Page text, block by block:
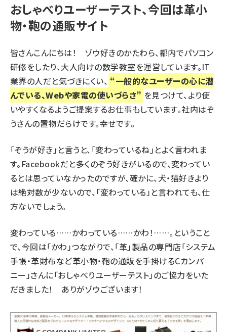
おしゃべりユーザーテスト、今回は革小
物・鞄の通販サイト
皆さんこんにちは！ ゾウ好きのかたわら、都内でパソコン
研修をしたり、大人向けの数学教室を運営しています。IT
業界の人だと気づきにくい、 “一般的なユーザーの心に潜
んでいる、Webや家電の使いづらさ” を見つけて、より使
いやすくなるようご提案するお仕事もしています。社内はぞ
うさんの置物だらけです。幸せです。
「ぞうが好き」と言うと、「変わっているね」とよく言われま
す。Facebookだと多くのぞう好きがいるので、変わってい
るとは思っていなかったのですが、確かに、犬・猫好きより
は絶対数が少ないので、「変わっている」と言われても、仕
方ないでしょう。
変わっている……かわっている……かわ！……。ということ
で、今回は「かわ」つながりで、「革」製品の専門店「システム
手帳・革財布など革小物・鞄の通販を手掛けるCカンパ
ニー」さんに「おしゃべりユーザーテスト」のご協力をいた
だきました！ ありがゾウございます！